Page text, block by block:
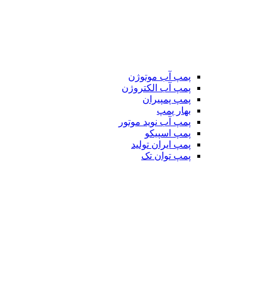
پمپ آب موتوژن
پمپ آب الکتروژن
پمپ پمپیران
بهار پمپ
پمپ آب نوید موتور
پمپ اسپیکو
پمپ ایران تولید
پمپ توان تک